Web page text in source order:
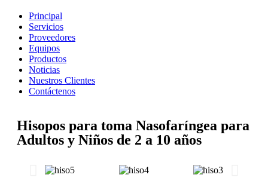
Principal
Servicios
Proveedores
Equipos
Productos
Noticias
Nuestros Clientes
Contáctenos
Hisopos para toma Nasofaríngea para
Adultos y Niños de 2 a 10 años